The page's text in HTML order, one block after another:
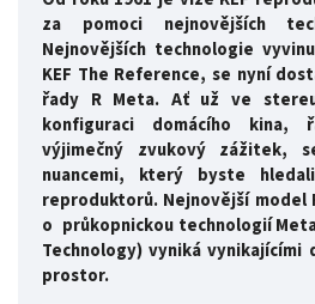
za pomoci nejnovějších
Nejnovějších technologie
KEF The Reference, se nyní
řady R Meta. Ať už ve
konfiguraci domácího kina,
výjimečný zvukový zážitek,
nuancemi, který byste
reproduktorů. Nejnovější model
o průkopnickou technologií
Technology) vyniká
prostor.